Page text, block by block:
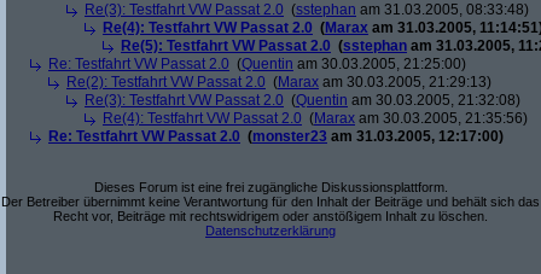
Re(3): Testfahrt VW Passat 2.0 (sstephan am 31.03.2005, 08:33:48)
Re(4): Testfahrt VW Passat 2.0 (Marax am 31.03.2005,
Re(5): Testfahrt VW Passat 2.0 (sstephan am 31.03.2005,
Re: Testfahrt VW Passat 2.0 (Quentin am 30.03.2005, 21:25:00)
Re(2): Testfahrt VW Passat 2.0 (Marax am 30.03.2005, 21:29:13)
Re(3): Testfahrt VW Passat 2.0 (Quentin am 30.03.2005, 21:32:08)
Re(4): Testfahrt VW Passat 2.0 (Marax am 30.03.2005, 21:35:56)
Re: Testfahrt VW Passat 2.0 (monster23 am 31.03.2005, 12:17:00)
Dieses Forum ist eine frei zugängliche Diskussionsplattform.
Der Betreiber übernimmt keine Verantwortung für den Inhalt der Beiträge und behält sich das
Recht vor, Beiträge mit rechtswidrigem oder anstößigem Inhalt zu löschen.
Datenschutzerklärung